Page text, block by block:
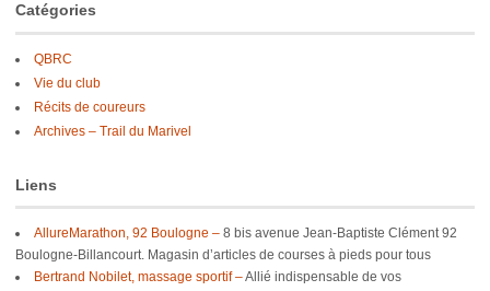
Catégories
QBRC
Vie du club
Récits de coureurs
Archives – Trail du Marivel
Liens
AllureMarathon, 92 Boulogne – 8 bis avenue Jean-Baptiste Clément 92
Boulogne-Billancourt. Magasin d’articles de courses à pieds pour tous
Bertrand Nobilet, massage sportif –Allié indispensable de vos